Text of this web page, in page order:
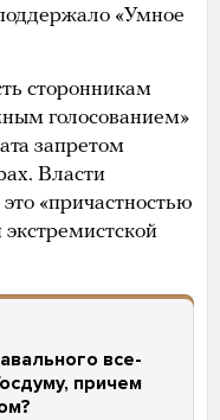
«Умное
сторонникам
голосованием»
запретом
Власти
«причастностью
все-
причем